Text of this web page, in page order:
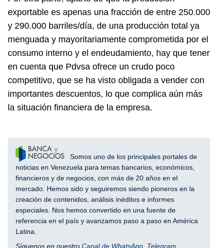
exportable es apenas una fracción de entre 250.000
y 290.000 barriles/día, de una producción total ya
menguada y mayoritariamente comprometida por el
consumo interno y el endeudamiento, hay que tener
en cuenta que Pdvsa ofrece un crudo poco
competitivo, que se ha visto obligada a vender con
importantes descuentos, lo que complica aún más
la situación financiera de la empresa.
Somos uno de los principales portales de
noticias en Venezuela para temas bancarios, económicos,
financieros y de negocios, con más de 20 años en el
mercado. Hemos sido y seguiremos siendo pioneros en la
creación de contenidos, análisis inéditos e informes
especiales. Nos hemos convertido en una fuente de
referencia en el país y avanzamos paso a paso en América
Latina.
Síguenos en nuestro Canal de WhatsApp Telegram